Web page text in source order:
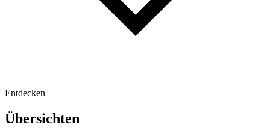
Entdecken
Übersichten